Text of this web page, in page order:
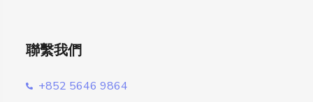
聯繫我們
+852 5646 9864